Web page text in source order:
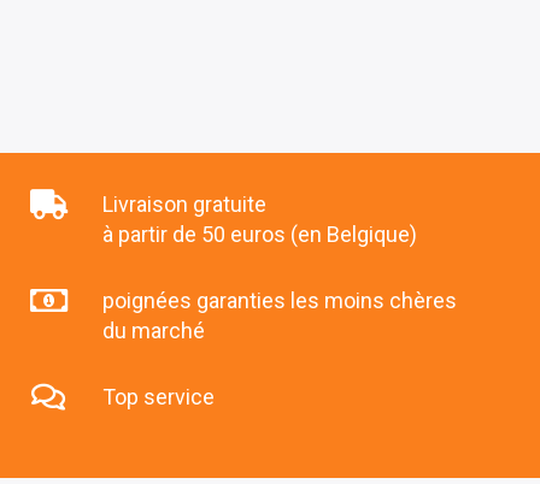
Livraison gratuite
à partir de 50 euros (en Belgique)
poignées garanties les moins chères
du marché
Top service